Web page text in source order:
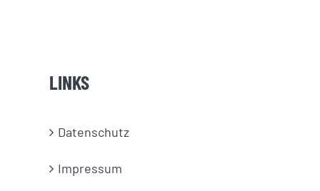
LINKS
Datenschutz
Impressum